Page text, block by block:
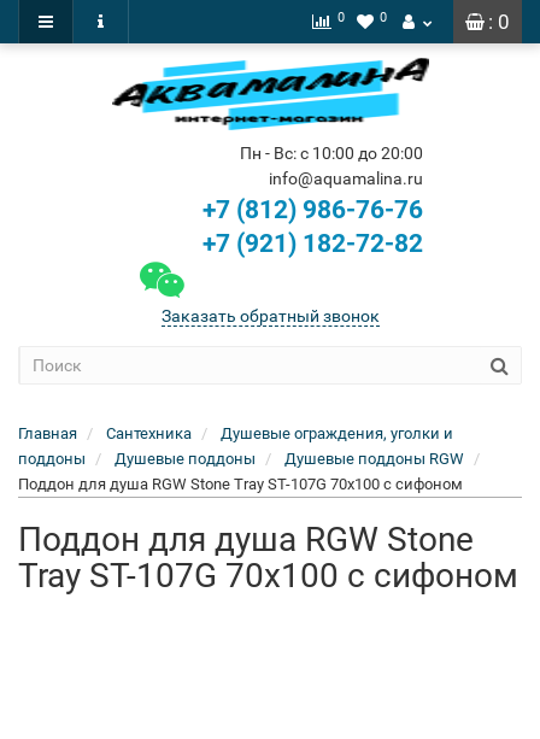
: 0
0 0
Пн - Вс: с 10:00 до 20:00
info@aquamalina.ru
+7 (812) 986-76-76
+7 (921) 182-72-82
Заказать обратный звонок
Главная Сантехника
Душевые ограждения, уголки и
поддоны
Душевые поддоны
Душевые поддоны RGW
Поддон для душа RGW Stone Tray ST-107G 70х100 с сифоном
Поддон для душа RGW Stone
Tray ST-107G 70х100 с сифоном